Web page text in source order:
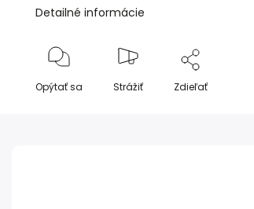
Detailné informácie
Opýtať sa Strážiť Zdieľať